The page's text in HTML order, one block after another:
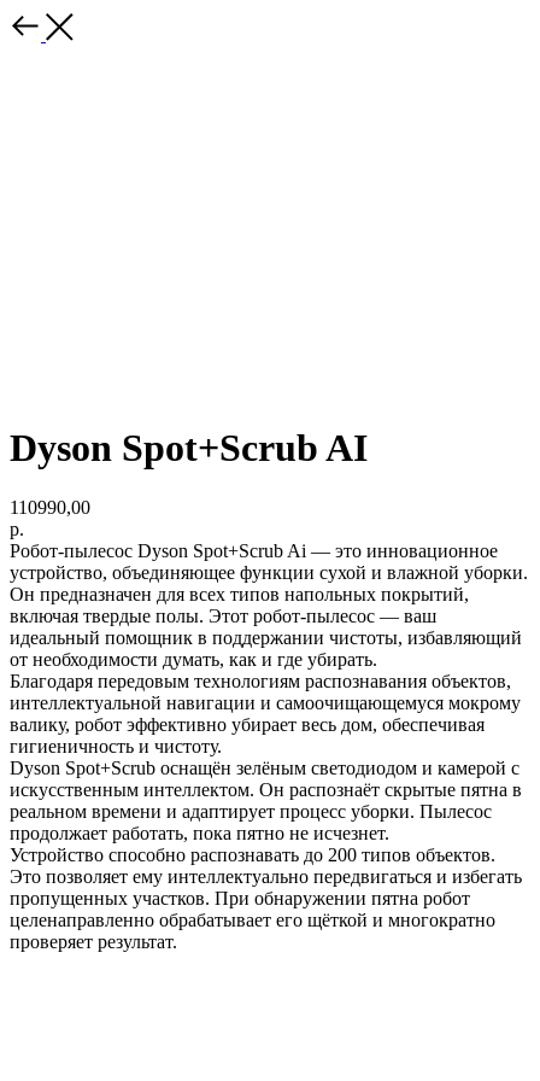
Dyson Spot+Scrub AI
110990,00
р.
Робот-пылесос Dyson Spot+Scrub Ai — это инновационное
устройство, объединяющее функции сухой и влажной уборки.
Он предназначен для всех типов напольных покрытий,
включая твердые полы. Этот робот-пылесос — ваш
идеальный помощник в поддержании чистоты, избавляющий
от необходимости думать, как и где убирать.
Благодаря передовым технологиям распознавания объектов,
интеллектуальной навигации и самоочищающемуся мокрому
валику, робот эффективно убирает весь дом, обеспечивая
гигиеничность и чистоту.
Dyson Spot+Scrub оснащён зелёным светодиодом и камерой с
искусственным интеллектом. Он распознаёт скрытые пятна в
реальном времени и адаптирует процесс уборки. Пылесос
продолжает работать, пока пятно не исчезнет.
Устройство способно распознавать до 200 типов объектов.
Это позволяет ему интеллектуально передвигаться и избегать
пропущенных участков. При обнаружении пятна робот
целенаправленно обрабатывает его щёткой и многократно
проверяет результат.